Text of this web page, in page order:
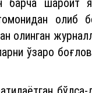
олинган
ўзаро
бўлса-
тизимидаги